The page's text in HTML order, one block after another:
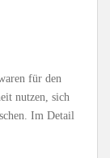
für den
nutzen, sich
Im Detail